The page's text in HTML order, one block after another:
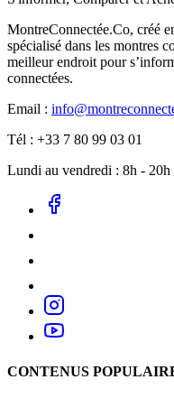
MontreConnectée.Co, créé
spécialisé dans les montres
meilleur endroit pour
connectées.
Email :
Tél : +33 7 80 99 03 01
Lundi au vendredi : 8h - 20h
CONTENUS